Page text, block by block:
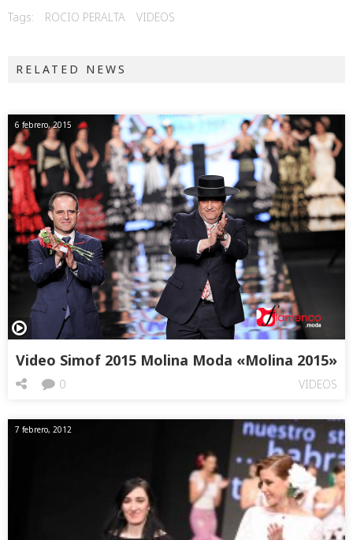
Tags: ROCIO PERALTA VIDEOS
RELATED NEWS
6 febrero, 2015
Video Simof 2015 Molina Moda «Molina 2015»
VIDEOS
0
7 febrero, 2012